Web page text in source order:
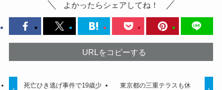
よかったらシェアしてね！
URLをコピーする
死亡ひき逃げ事件で19歳少
東京都の三重テラスも休